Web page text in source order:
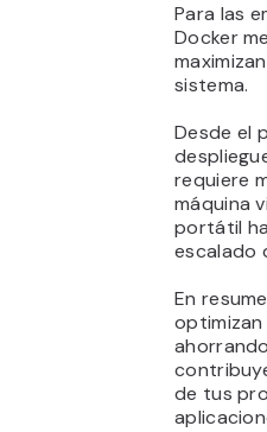
Para las
Docker
sistema.
Desde el
requiere
máquina
portátil
escalado
En
de tus